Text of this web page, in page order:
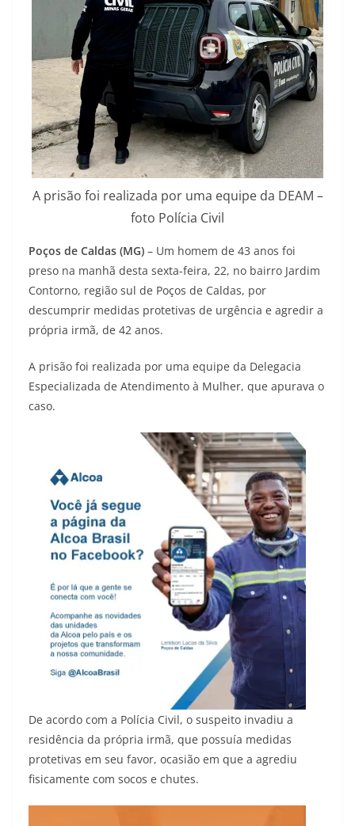
A prisão foi realizada por uma equipe da DEAM –
foto Polícia Civil
Poços de Caldas (MG) – Um homem de 43 anos foi
preso na manhã desta sexta-feira, 22, no bairro Jardim
Contorno, região sul de Poços de Caldas, por
descumprir medidas protetivas de urgência e agredir a
própria irmã, de 42 anos.
A prisão foi realizada por uma equipe da Delegacia
Especializada de Atendimento à Mulher, que apurava o
caso.
De acordo com a Polícia Civil, o suspeito invadiu a
residência da própria irmã, que possuía medidas
protetivas em seu favor, ocasião em que a agrediu
fisicamente com socos e chutes.